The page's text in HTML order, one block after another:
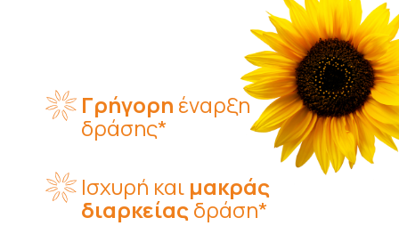
Γρήγορη έναρξη
δράσης*
Ισχυρή και μακράς
διαρκείαςδράση*